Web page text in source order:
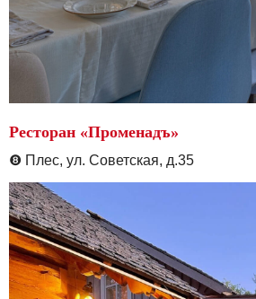
Ресторан «Променадъ»
❽ Плес, ул. Советская, д.35